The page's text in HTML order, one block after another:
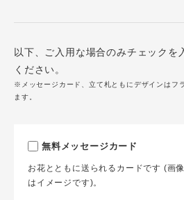
以下、ご入用な場合のみチェックを
ください。
※メッセージカード、立て札ともにデザインはフ
ます。
無料メッセージカード
お花とともに送られるカードです (画像
はイメージです)。